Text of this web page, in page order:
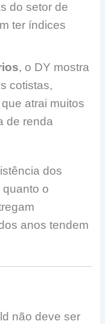
do setor de
ter índices
, o DY mostra
cotistas,
atrai muitos
de renda
dos
o
anos tendem
não deve ser